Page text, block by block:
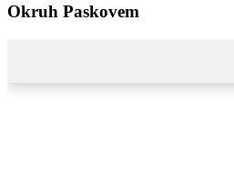
Okruh Paskovem